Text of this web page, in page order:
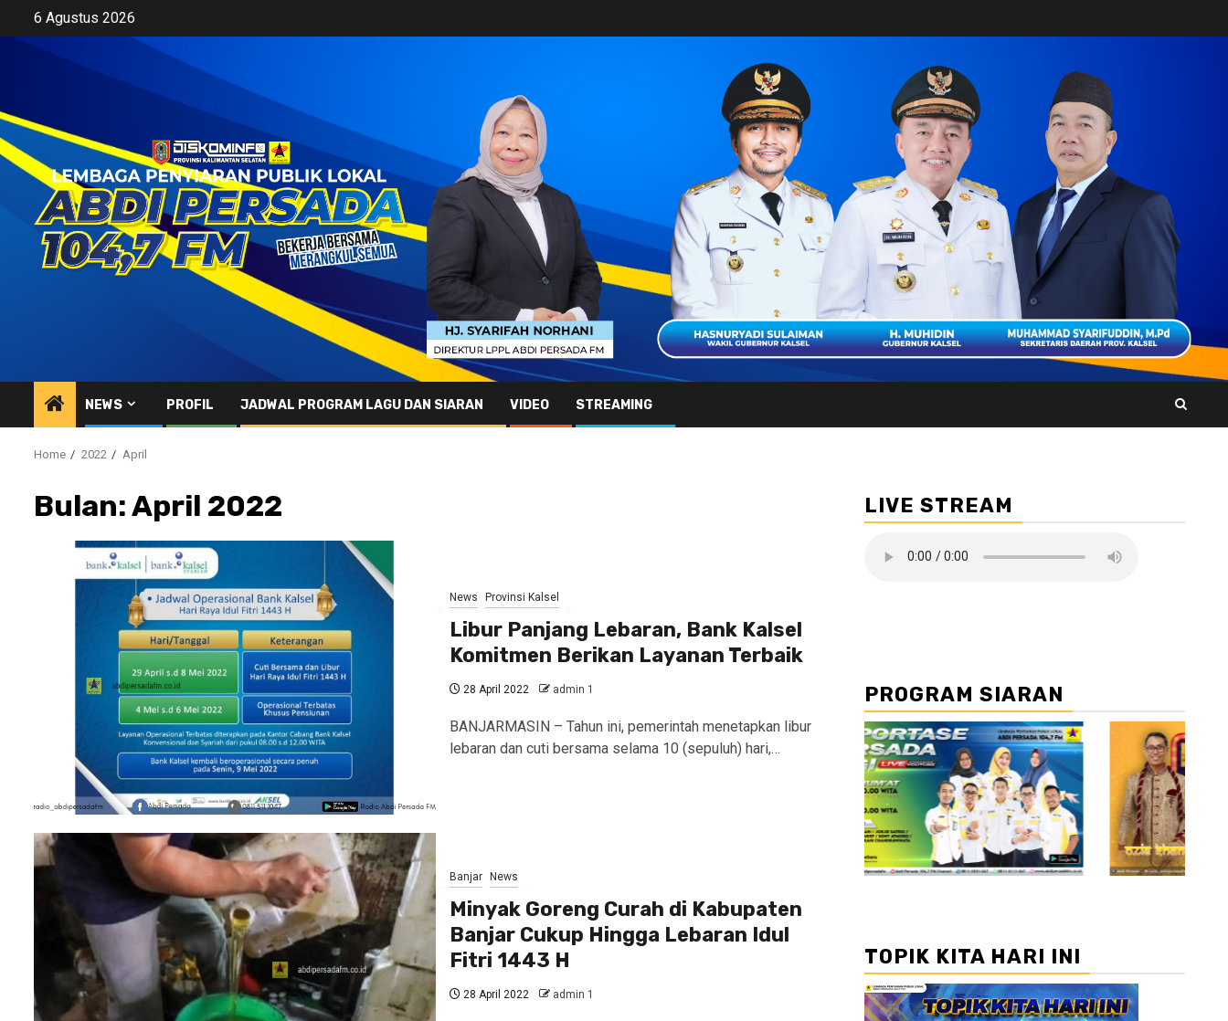
content
6 Agustus 2026
NEWS PROFIL JADWAL PROGRAM LAGU DAN SIARAN VIDEO STREAMING
Home 2022 April
Bulan:April 2022
News Provinsi Kalsel
Libur Panjang Lebaran, Bank Kalsel
Komitmen Berikan Layanan Terbaik
28 April 2022 admin 1
BANJARMASIN – Tahun ini, pemerintah menetapkan libur
lebaran dan cuti bersama selama 10 (sepuluh) hari,…
Banjar News
Minyak Goreng Curah di Kabupaten
Banjar Cukup Hingga Lebaran Idul
Fitri 1443 H
28 April 2022 admin 1
LIVE STREAM
PROGRAM SIARAN
//2
TOPIK KITA HARI INI